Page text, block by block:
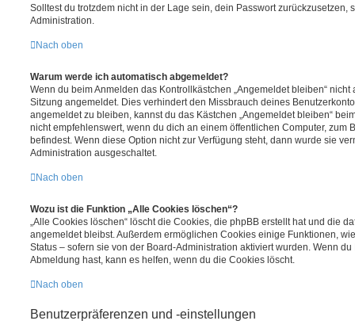
Solltest du trotzdem nicht in der Lage sein, dein Passwort zurückzusetzen,
Administration.
Nach oben
Warum werde ich automatisch abgemeldet?
Wenn du beim Anmelden das Kontrollkästchen „Angemeldet bleiben“
Sitzung angemeldet. Dies verhindert den Missbrauch deines
angemeldet zu bleiben, kannst du das Kästchen „Angemeldet bleiben“
nicht empfehlenswert, wenn du dich an einem öffentlichen Computer, zum
befindest. Wenn diese Option nicht zur Verfügung steht, dann wurde sie
Administration ausgeschaltet.
Nach oben
Wozu ist die Funktion „Alle Cookies löschen“?
„Alle Cookies löschen“ löscht die Cookies, die phpBB erstellt hat und die
angemeldet bleibst. Außerdem ermöglichen Cookies einige Funktionen,
Status – sofern sie von der Board-Administration aktiviert wurden. Wenn
Abmeldung hast, kann es helfen, wenn du die Cookies löscht.
Nach oben
Benutzerpräferenzen und -einstellungen